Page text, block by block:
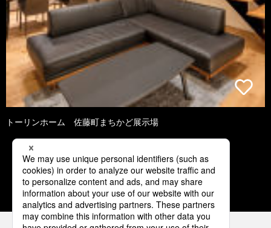
トーリンホーム 佐藤町まちかど展示場
1 2 3 4 5